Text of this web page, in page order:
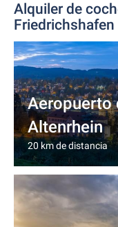
Alquiler de
Friedrichshafen
Aeropuerto
Altenrhein
20 km de distancia